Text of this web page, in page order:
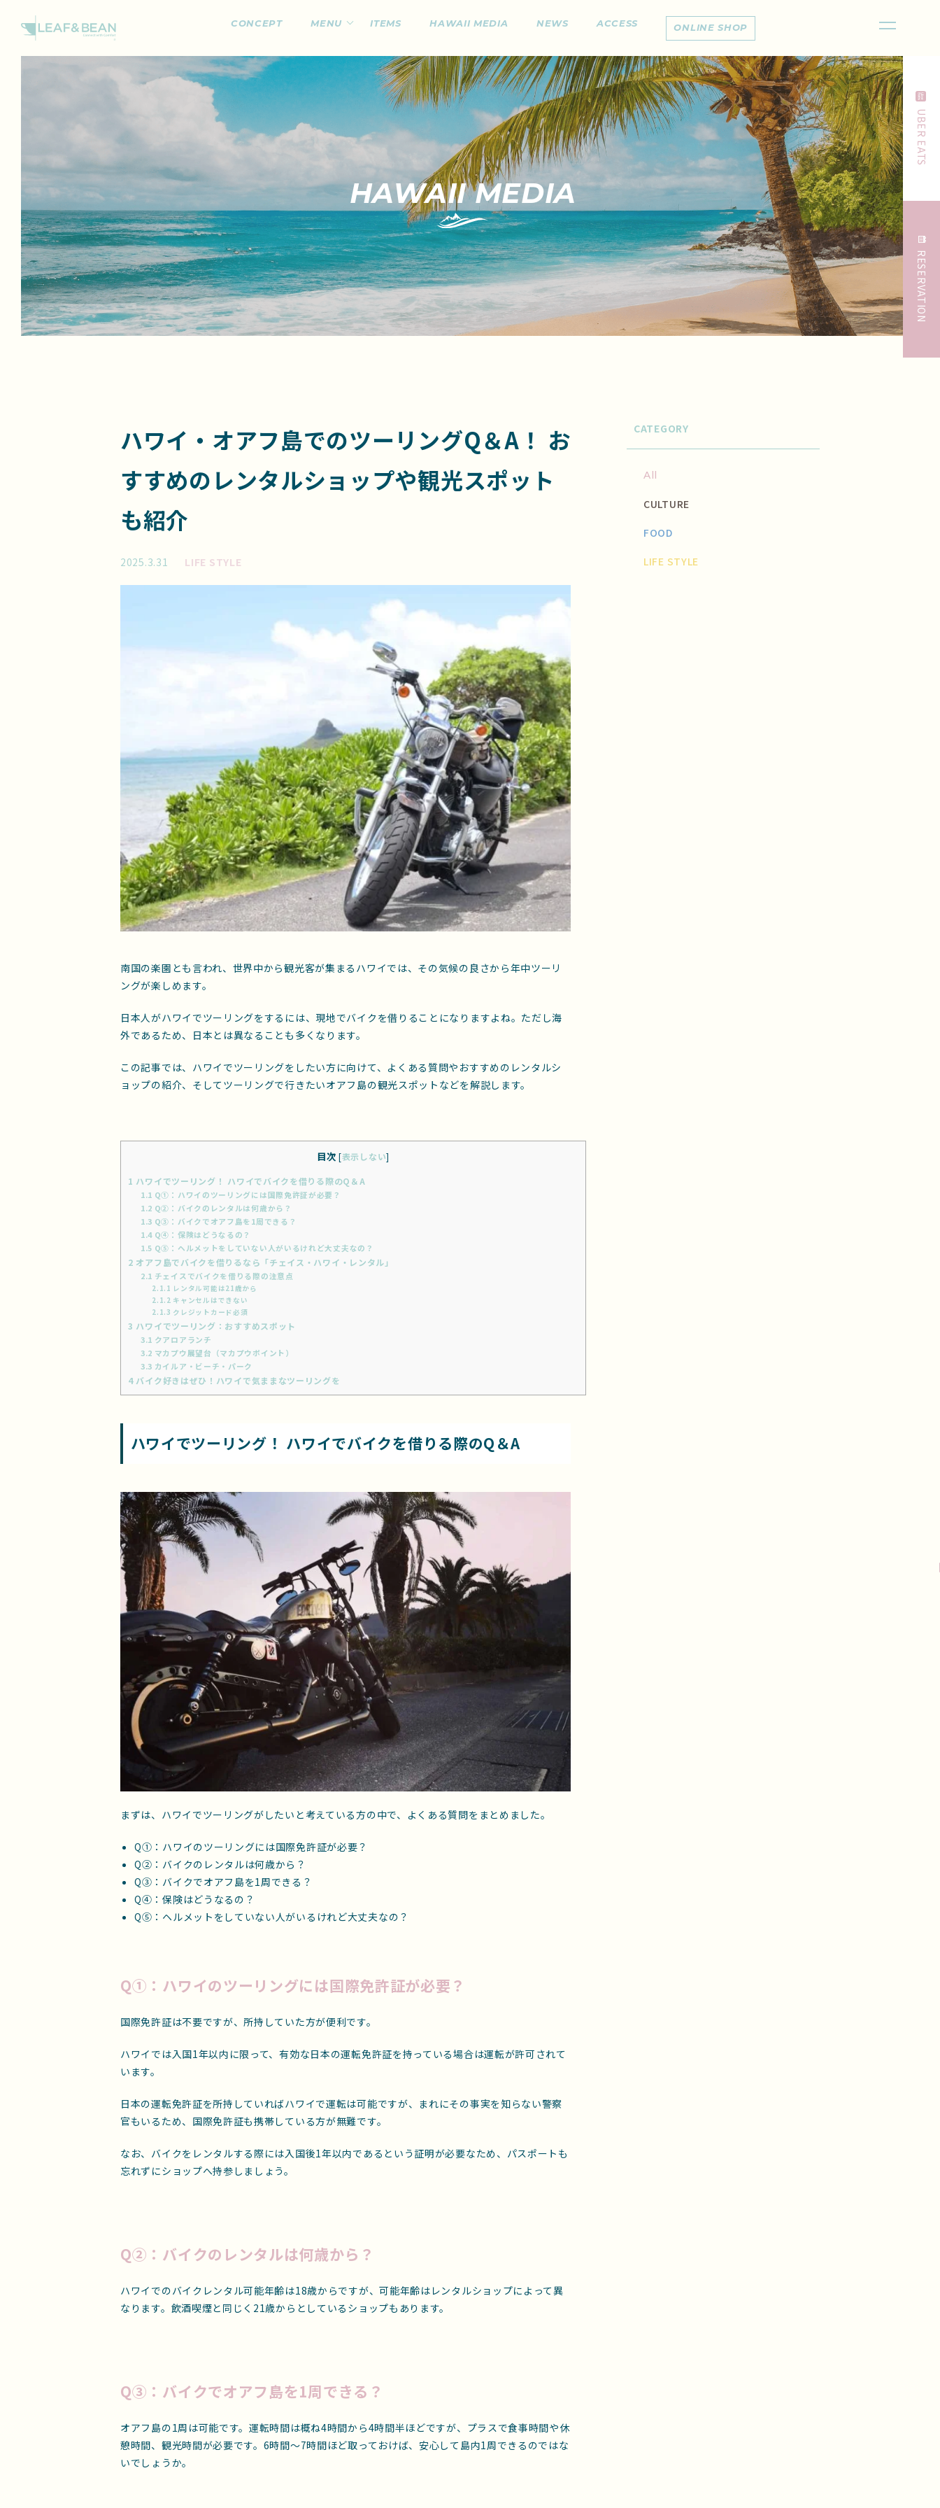
CONCEPT MENU ITEMS HAWAII MEDIA NEWS ACCESS ONLINE SHOP
UBER EATS
RESERVATION
HAWAII MEDIA
ハワイ・オアフ島でのツーリングQ＆A！ お
すすめのレンタルショップや観光スポット
も紹介
2025.3.31 LIFE STYLE
南国の楽園とも言われ、世界中から観光客が集まるハワイでは、その気候の良さから年中ツーリ
ングが楽しめます。
日本人がハワイでツーリングをするには、現地でバイクを借りることになりますよね。ただし海
外であるため、日本とは異なることも多くなります。
この記事では、ハワイでツーリングをしたい方に向けて、よくある質問やおすすめのレンタルシ
ョップの紹介、そしてツーリングで行きたいオアフ島の観光スポットなどを解説します。
目次 [表示しない]
1 ハワイでツーリング！ ハワイでバイクを借りる際のQ＆A
1.1 Q①：ハワイのツーリングには国際免許証が必要？
1.2 Q②：バイクのレンタルは何歳から？
1.3 Q③：バイクでオアフ島を1周できる？
1.4 Q④：保険はどうなるの？
1.5 Q⑤：ヘルメットをしていない人がいるけれど大丈夫なの？
2 オアフ島でバイクを借りるなら「チェイス・ハワイ・レンタル」
2.1 チェイスでバイクを借りる際の注意点
2.1.1 レンタル可能は21歳から
2.1.2 キャンセルはできない
2.1.3 クレジットカード必須
3 ハワイでツーリング：おすすめスポット
3.1 クアロアランチ
3.2 マカプウ展望台（マカプウポイント）
3.3 カイルア・ビーチ・パーク
4バイク好きはぜひ！ハワイで気ままなツーリングを
ハワイでツーリング！ ハワイでバイクを借りる際のQ＆A
まずは、ハワイでツーリングがしたいと考えている方の中で、よくある質問をまとめました。
Q①：ハワイのツーリングには国際免許証が必要？
Q②：バイクのレンタルは何歳から？
Q③：バイクでオアフ島を1周できる？
Q④：保険はどうなるの？
Q⑤：ヘルメットをしていない人がいるけれど大丈夫なの？
Q①：ハワイのツーリングには国際免許証が必要？
国際免許証は不要ですが、所持していた方が便利です。
ハワイでは入国1年以内に限って、有効な日本の運転免許証を持っている場合は運転が許可されて
います。
日本の運転免許証を所持していればハワイで運転は可能ですが、まれにその事実を知らない警察
官もいるため、国際免許証も携帯している方が無難です。
なお、バイクをレンタルする際には入国後1年以内であるという証明が必要なため、パスポートも
忘れずにショップへ持参しましょう。
Q②：バイクのレンタルは何歳から？
ハワイでのバイクレンタル可能年齢は18歳からですが、可能年齢はレンタルショップによって異
なります。飲酒喫煙と同じく21歳からとしているショップもあります。
Q③：バイクでオアフ島を1周できる？
オアフ島の1周は可能です。運転時間は概ね4時間から4時間半ほどですが、プラスで食事時間や休
憩時間、観光時間が必要です。6時間〜7時間ほど取っておけば、安心して島内1周できるのではな
いでしょうか。
CATEGORY
All
CULTURE
FOOD
LIFE STYLE